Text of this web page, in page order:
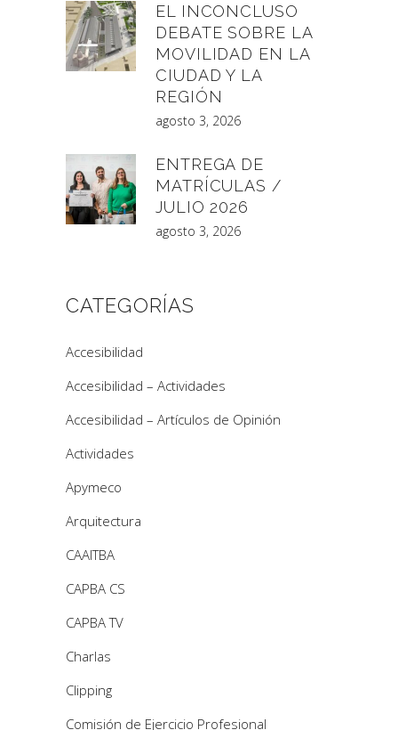
EL INCONCLUSO
DEBATE SOBRE LA
MOVILIDAD EN LA
CIUDAD Y LA
REGIÓN
agosto 3, 2026
ENTREGA DE
MATRÍCULAS /
JULIO 2026
agosto 3, 2026
CATEGORÍAS
Accesibilidad
Accesibilidad – Actividades
Accesibilidad – Artículos de Opinión
Actividades
Apymeco
Arquitectura
CAAITBA
CAPBA CS
CAPBA TV
Charlas
Clipping
Comisión de Ejercicio Profesional